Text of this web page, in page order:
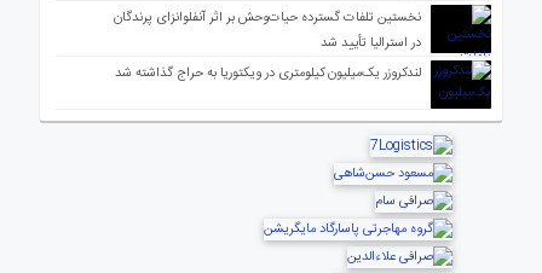
نخستین تلفات گسترده حیات‌وحش بر اثر آنفلوانزای پرندگان
در استرالیا تأیید شد
لندکروزر یک‌میلیون کیلومتری در ویکتوریا به حراج گذاشته شد